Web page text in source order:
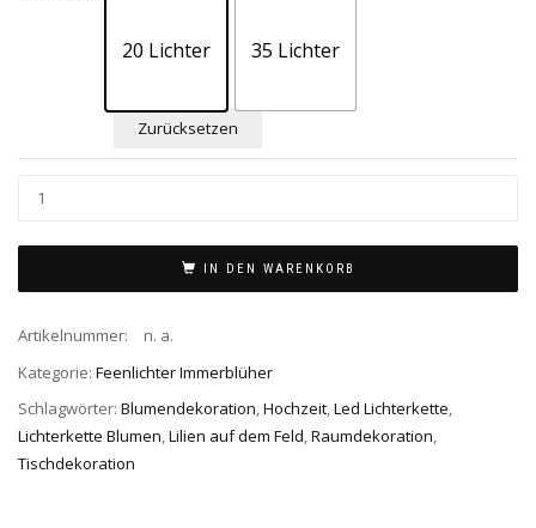
20 Lichter 35 Lichter
Zurücksetzen
IN DEN WARENKORB
Artikelnummer:
n. a.
Kategorie: Feenlichter Immerblüher
Schlagwörter: Blumendekoration,Hochzeit,Led Lichterkette,
Lichterkette Blumen,Lilien auf dem Feld,Raumdekoration,
Tischdekoration